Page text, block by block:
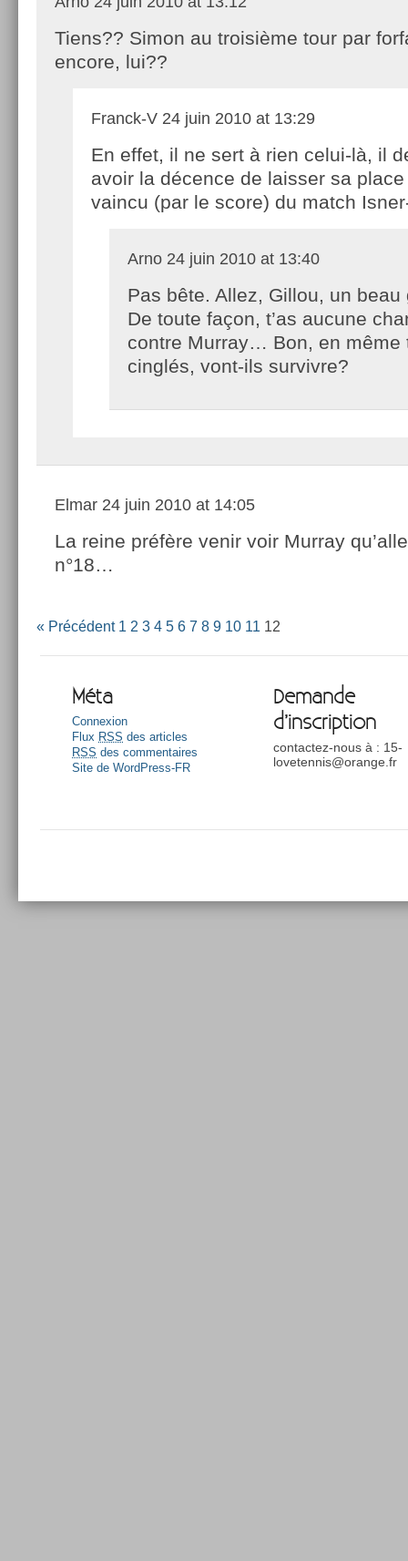
Tiens?? Simon au troisième tour par
encore, lui??
Franck-V 24 juin 2010 at 13:29
En effet, il ne sert à rien celui-là, il
avoir la décence de laisser sa
vaincu (par le score) du match
Arno 24 juin 2010 at 13:40
Pas bête. Allez, Gillou, un beau
De toute façon, t’as aucune
contre Murray… Bon, en même
cinglés, vont-ils survivre?
Elmar 24 juin 2010 at 14:05
La reine préfère venir voir Murray
n°18…
« Précédent 1 2 3 4 5 6 7 8 9 10 11 12
Méta
Connexion
Flux RSS des articles
RSS des commentaires
Site de WordPress-FR
Demande
d’inscription
contactez-nous à : 15-
lovetennis@orange.fr